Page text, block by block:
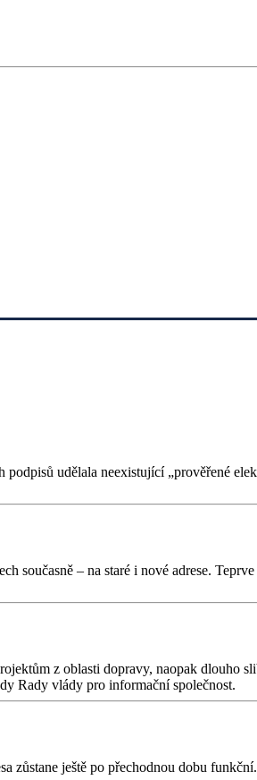
udělala neexistující „prověřené
současně – na staré i nové adrese.
z oblasti dopravy, naopak dlouho
Rady vlády pro informační společnost.
zůstane ještě po přechodnou dobu